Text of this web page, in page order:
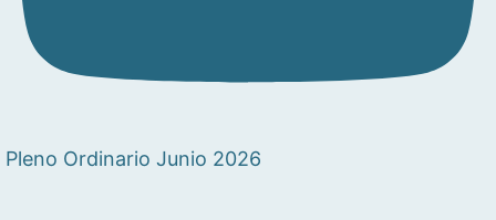
Pleno Ordinario Junio 2026